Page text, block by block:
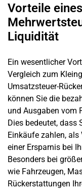
Vorteile
Liquidität
Ein wesentlicher
Vergleich zum
Umsatzsteuer-
können Sie die
und Ausgaben vom
Dies bedeutet, dass
Einkäufe zahlen, als
einer Ersparnis bei
Besonders bei
wie Fahrzeugen,
Rückerstattungen